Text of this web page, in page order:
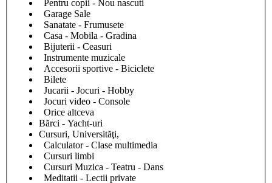
Pentru copii - Nou nascuti
Garage Sale
Sanatate - Frumusete
Casa - Mobila - Gradina
Bijuterii - Ceasuri
Instrumente muzicale
Accesorii sportive - Biciclete
Bilete
Jucarii - Jocuri - Hobby
Jocuri video - Console
Orice altceva
Bărci - Yacht-uri
Cursuri, Universităţi,
Calculator - Clase multimedia
Cursuri limbi
Cursuri Muzica - Teatru - Dans
Meditatii - Lectii private